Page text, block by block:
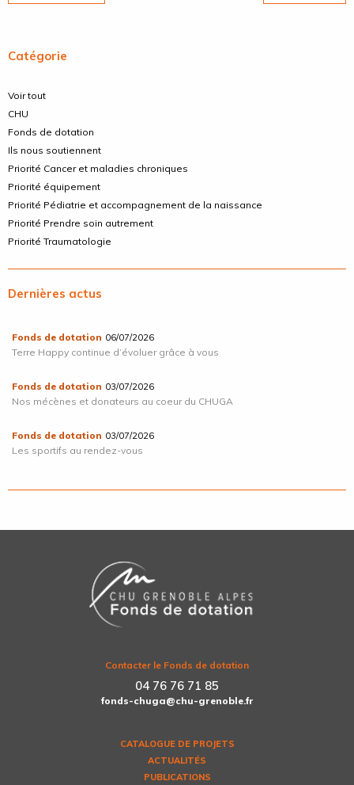
Catégorie
Voir tout
CHU
Fonds de dotation
Ils nous soutiennent
Priorité Cancer et maladies chroniques
Priorité équipement
Priorité Pédiatrie et accompagnement de la naissance
Priorité Prendre soin autrement
Priorité Traumatologie
Dernières actus
Fonds de dotation 06/07/2026
Terre Happy continue d’évoluer grâce à vous
Fonds de dotation 03/07/2026
Nos mécènes et donateurs au coeur du CHUGA
Fonds de dotation 03/07/2026
Les sportifs au rendez-vous
Contacter le Fonds de dotation
04 76 76 71 85
fonds-chuga@chu-grenoble.fr
CATALOGUE DE PROJETS
ACTUALITÉS
PUBLICATIONS